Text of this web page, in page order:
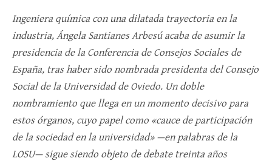
Ingeniera química con una dilatada trayectoria en la
industria, Ángela Santianes Arbesú acaba de asumir la
presidencia de la Conferencia de Consejos Sociales de
España, tras haber sido nombrada presidenta del Consejo
Social de la Universidad de Oviedo. Un doble
nombramiento que llega en un momento decisivo para
estos órganos, cuyo papel como «cauce de participación
de la sociedad en la universidad» —en palabras de la
LOSU— sigue siendo objeto de debate treinta años